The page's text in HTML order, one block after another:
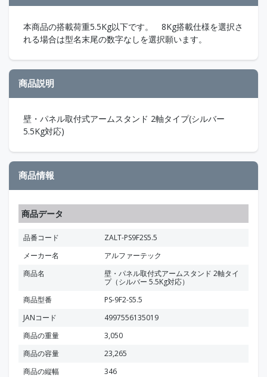
本商品の搭載荷重5.5Kg以下です。 8Kg搭載仕様を選択さ
れる場合は型名末尾の数字なしを選択願います。
商品説明
壁・パネル取付式アームスタンド 2軸タイプ(シルバー
5.5Kg対応)
商品情報
商品データ
品番コード
ZALT-PS9F2S5.5
メーカー名
アルファーテック
商品名
壁・パネル取付式アームスタンド 2軸タイ
プ（シルバー 5.5Kg対応）
商品型番
PS-9F2-S5.5
JANコード
4997556135019
商品の重量
3,050
商品の容量
23,265
商品の縦幅
346